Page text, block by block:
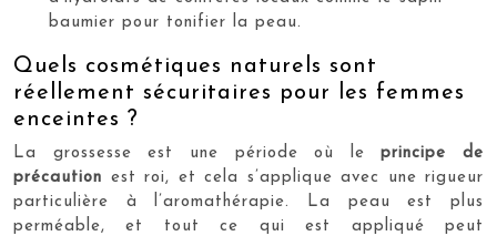
baumier pour tonifier la peau.
Quels cosmétiques naturels sont
réellement sécuritaires pour les femmes
enceintes ?
La grossesse est une période où leprincipe de
précaution est roi, et cela s’applique avec une rigueur
particulière à l’aromathérapie. La peau est plus
perméable, et tout ce qui est appliqué peut